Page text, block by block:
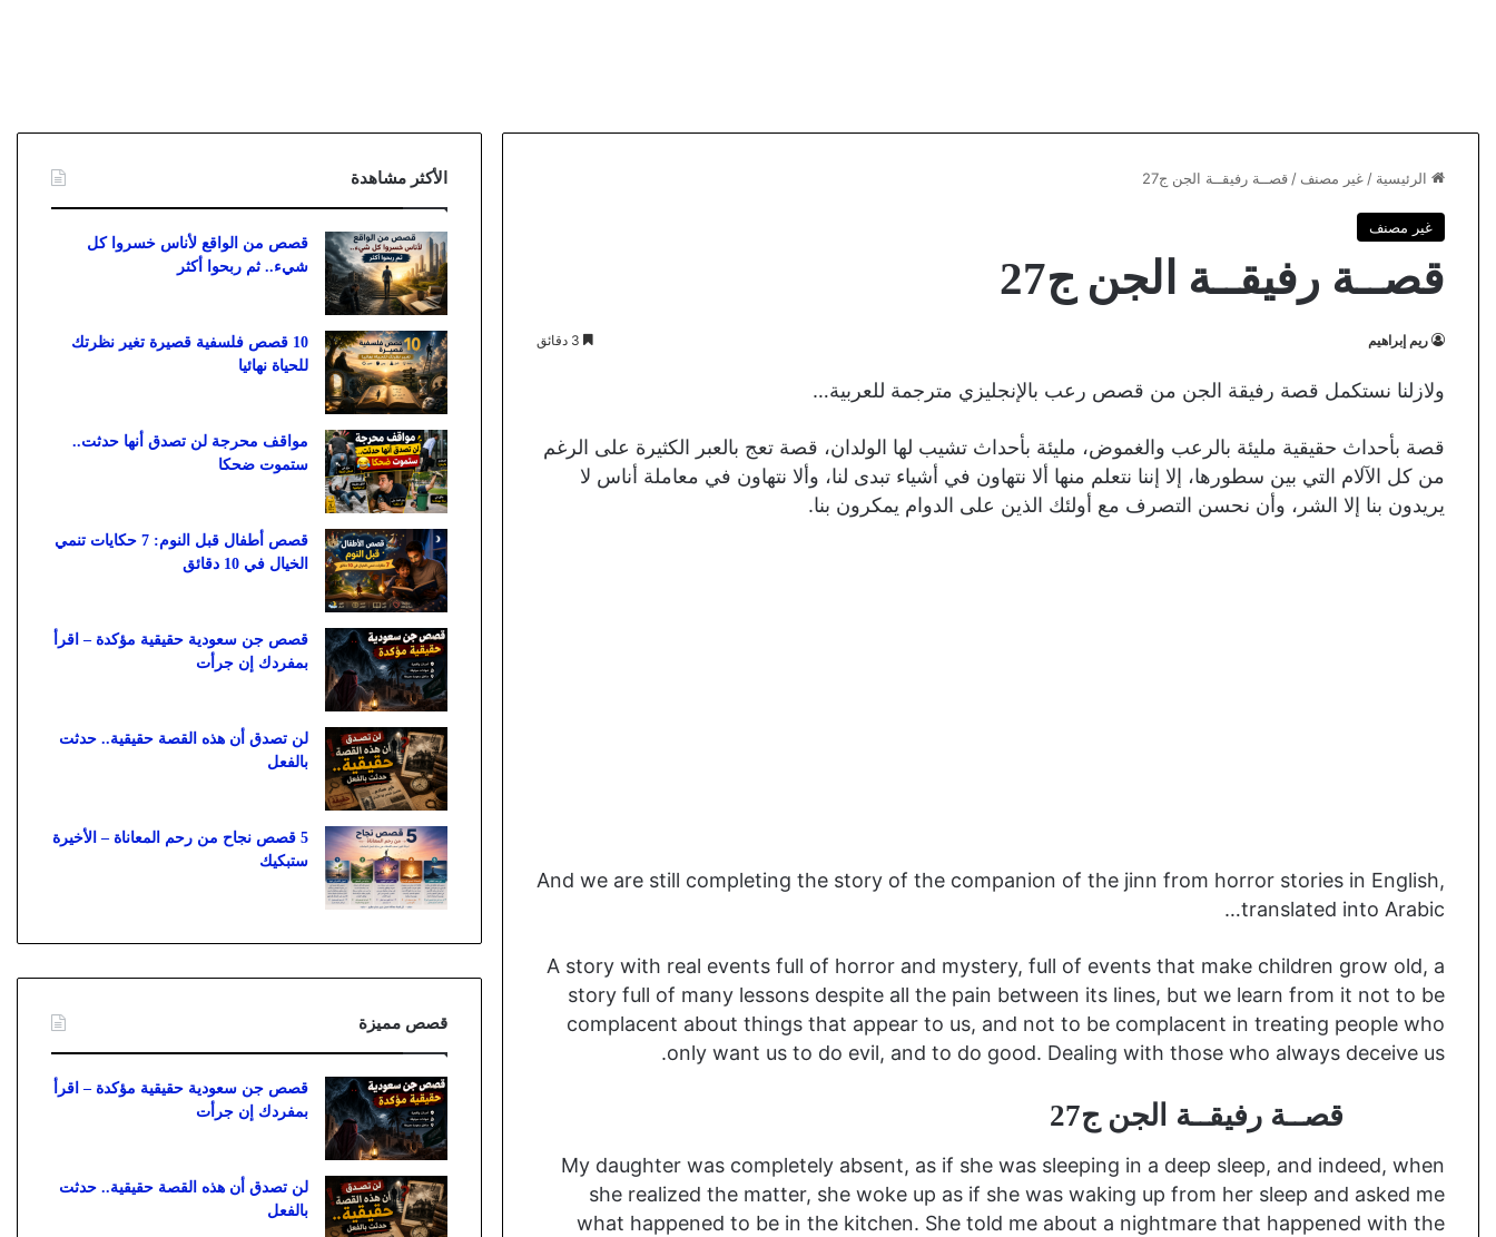
الرئيسية / غير مصنف / قصــة رفيقــة الجن ج27
غير مصنف
قصــة رفيقــة الجن ج27
ريم إبراهيم
ولازلنا نستكمل قصة رفيقة الجن من قصص رعب بالإنجليزي مترجمة للعربية…
قصة بأحداث حقيقية مليئة بالرعب والغموض، مليئة بأحداث تشيب لها الولدان، قصة تعج بالعبر الكثيرة على الرغم
من كل الآلام التي بين سطورها، إلا إننا نتعلم منها ألا نتهاون في أشياء تبدى لنا، وألا نتهاون في معاملة أناس لا
يريدون بنا إلا الشر، وأن نحسن التصرف مع أولئك الذين على الدوام يمكرون بنا.
And we are still completing the story of the companion of the jinn from horror stories in English,
translated into Arabic…
A story with real events full of horror and mystery, full of events that make children grow old, a
story full of many lessons despite all the pain between its lines, but we learn from it not to be
complacent about things that appear to us, and not to be complacent in treating people who
only want us to do evil, and to do good. Dealing with those who always deceive us.
قصــة رفيقــة الجن ج27
My daughter was completely absent, as if she was sleeping in a deep sleep, and indeed, when
she realized the matter, she woke up as if she was waking up from her sleep and asked me
what happened to be in the kitchen. She told me about a nightmare that happened with the
الأكثر مشاهدة
قصص من الواقع لأناس خسروا كل
شيء.. ثم ربحوا أكثر
10 قصص فلسفية قصيرة تغير نظرتك
للحياة نهائيا
مواقف محرجة لن تصدق أنها حدثت..
ستموت ضحكا
قصص أطفال قبل النوم: 7 حكايات تنمي
الخيال في 10 دقائق
قصص جن سعودية حقيقية مؤكدة – اقرأ
بمفردك إن جرأت
لن تصدق أن هذه القصة حقيقية.. حدثت
بالفعل
5 قصص نجاح من رحم المعاناة – الأخيرة
ستبكيك
قصص مميزة
قصص جن سعودية حقيقية مؤكدة – اقرأ
بمفردك إن جرأت
لن تصدق أن هذه القصة حقيقية.. حدثت
بالفعل